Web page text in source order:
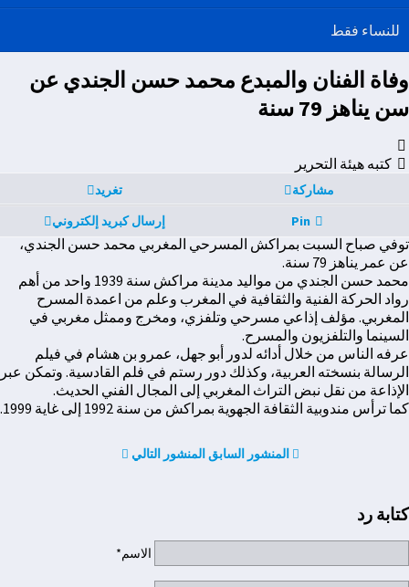
للنساء فقط
وفاة الفنان والمبدع محمد حسن الجندي عن
سن يناهز 79 سنة
كتبه هيئة التحرير
مشاركة
تغريد
Pin
إرسال كبريد إلكتروني
توفي صباح السبت بمراكش المسرحي المغربي محمد حسن الجندي،
عن عمر يناهز 79 سنة.
محمد حسن الجندي من مواليد مدينة مراكش سنة 1939 واحد من أهم
رواد الحركة الفنية والثقافية في المغرب وعلم من اعمدة المسرح
المغربي. مؤلف إذاعي مسرحي وتلفزي، ومخرج وممثل مغربي في
السينما والتلفزيون والمسرح.
عرفه الناس من خلال أدائه لدور أبو جهل، عمرو بن هشام في فيلم
الرسالة بنسخته العربية، وكذلك دور رستم في فلم القادسية. وتمكن عبر
الإذاعة من نقل نبض التراث المغربي إلى المجال الفني الحديث.
كما ترأس مندوبية الثقافة الجهوية بمراكش من سنة 1992 إلى غاية 1999.
المنشور السابقالمنشور التالي
كتابة رد
الاسم*